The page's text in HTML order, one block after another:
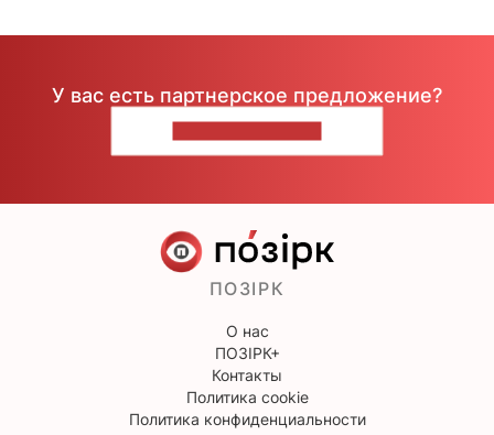
У вас есть партнерское предложение?
ПОЗІРК
О нас
ПОЗІРК+
Контакты
Политика cookie
Политика конфиденциальности